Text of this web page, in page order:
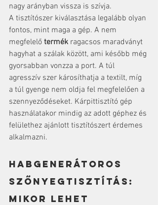
nagy arányban vissza is szívja.
A tisztítószer kiválasztása legalább olyan
fontos, mint maga a gép. A nem
megfelelő termék ragacsos maradványt
hagyhat a szálak között, ami később még
gyorsabban vonzza a port. A túl
agresszív szer károsíthatja a textilt, míg
a túl gyenge nem oldja fel megfelelően a
szennyeződéseket. Kárpittisztító gép
használatakor mindig az adott géphez és
felülethez ajánlott tisztítószert érdemes
alkalmazni.
Habgenerátoros
szőnyegtisztítás:
mikor lehet